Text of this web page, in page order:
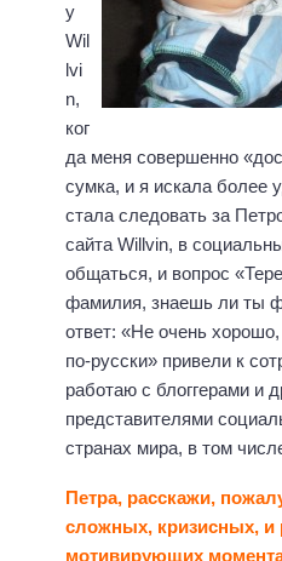
у
Wil
lvi
n,
ког
да меня совершенно
сумка, и я искала более
стала следовать за
сайта Willvin, в
общаться, и вопрос
фамилия, знаешь ли ты
ответ: «Не очень
по-русски» привели к
работаю с блоггерами и
представителями
странах мира, в том
Петра, расскажи,
сложных, кризисных, и
мотивирующих